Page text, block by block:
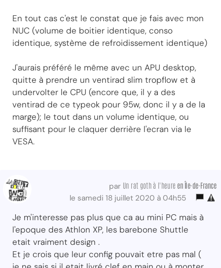
En tout cas c'est le constat que je fais avec mon
NUC (volume de boitier identique, conso
identique, système de refroidissement identique)
J'aurais préféré le même avec un APU desktop,
quitte à prendre un ventirad slim tropflow et à
undervolter le CPU (encore que, il y a des
ventirad de ce typeok pour 95w, donc il y a de la
marge); le tout dans un volume identique, ou
suffisant pour le claquer derrière l'ecran via le
VESA.
par Un rat goth à l'heure en Île-de-France
le samedi 18 juillet 2020 à 04h55
Je m'interesse pas plus que ca au mini PC mais à
l'epoque des Athlon XP, les barebone Shuttle
etait vraiment design .
Et je crois que leur config pouvait etre pas mal (